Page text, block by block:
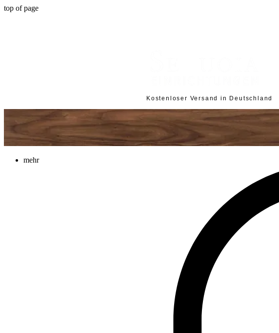
top of page
Kostenloser Versand in
mehr